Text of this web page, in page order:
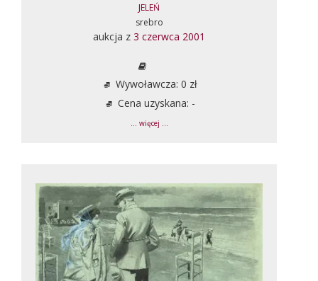
JELEŃ
srebro
aukcja z 3 czerwca 2001
Wywoławcza: 0 zł
Cena uzyskana: -
... więcej ...